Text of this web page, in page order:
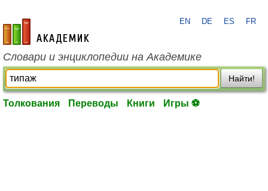
academic.ru
EN DE ES FR
Словари и энциклопедии на Академике
Найти!
Толкования Переводы Книги Игры ⚽